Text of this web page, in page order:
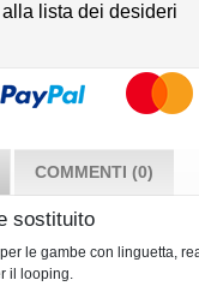
lista dei desideri
COMMENTI (0)
sostituito
le gambe con linguetta,
il looping.